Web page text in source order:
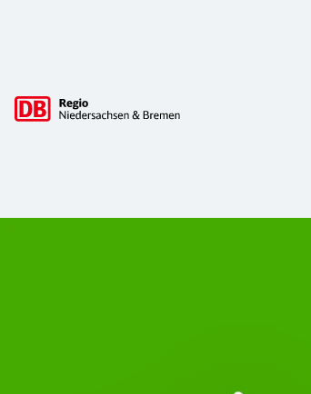
Start Unterelbe und Start
Ab August 2026 ist Start Teil der DB